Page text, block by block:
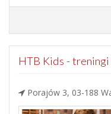
HTB Kids -
Porajów 3, 03-188